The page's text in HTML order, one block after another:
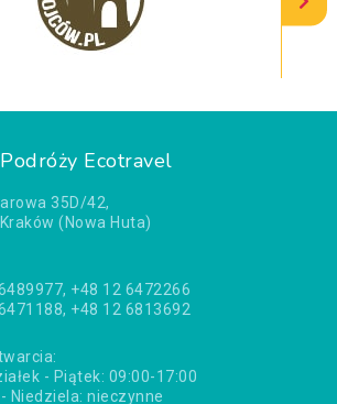
Ecotravel
35D/42,
(Nowa Huta)
+48 12 6472266
+48 12 6813692
- Piątek: 09:00-17:00
Niedziela: nieczynne